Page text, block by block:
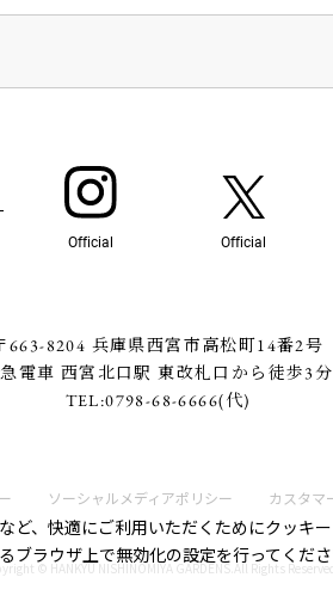
、快適にご利用いただくためにクッキ
ラウザ上で無効化の設定を行ってくださ
Official Official
663-8204 兵庫県西宮市高松町14番2号
電車 西宮北口駅 東改札口から徒歩3分
TEL:0798-68-6666(代)
ソーシャルメディアポリシー カスタマ
© HANKYU NISHINOMIYA GARDENS.All Rights